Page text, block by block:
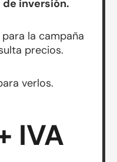
inversión.
la campaña
precios.
verlos.
IVA